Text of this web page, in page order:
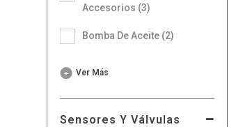
Accesorios (3)
Bomba De Aceite (2)
Ver Más
Sensores Y Válvulas